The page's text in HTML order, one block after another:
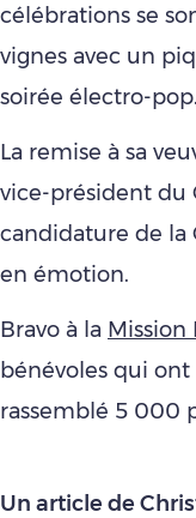
célébrations se
vignes avec un
soirée électro-pop.
La remise à sa
vice-président du
candidature de la
en émotion.
Bravo à la Mission
bénévoles qui
rassemblé 5 000
Un article de